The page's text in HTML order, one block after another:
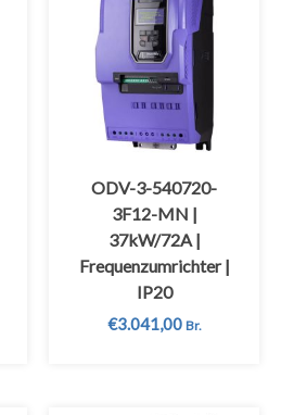
ODV-3-540720-
3F12-MN |
37kW/72A |
Frequenzumrichter |
IP20
€3.041,00 Br.